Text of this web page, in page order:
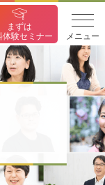
まずは
体験セミナー
メニュー